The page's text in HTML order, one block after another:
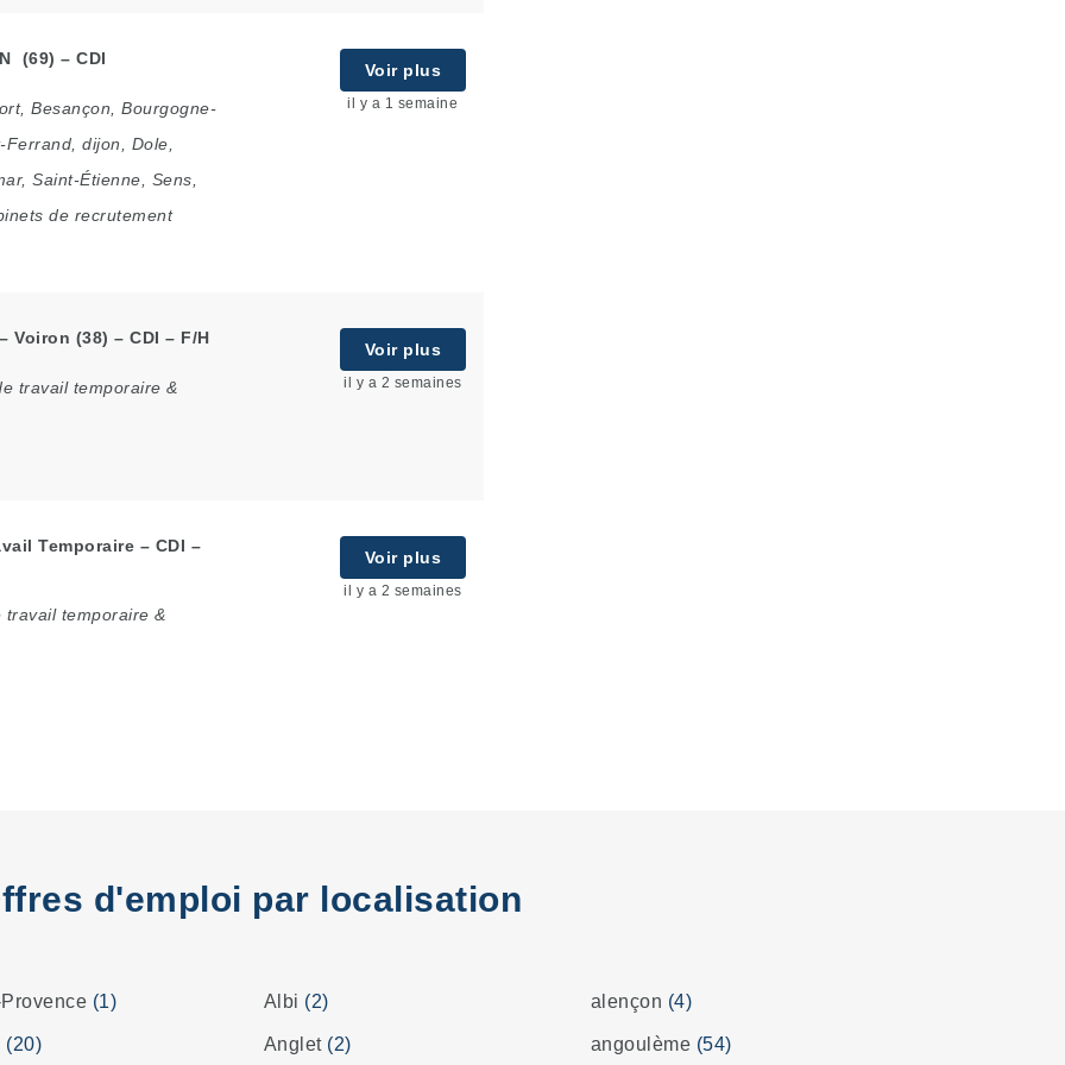
(69) – CDI
, Besançon
Bourgogne-
Ferrand dijon Dole
, Saint-Étienne Sens
de recrutement
Voir plus
il y a 1 semaine
Voiron (38) – CDI – F/H
travail temporaire &
Voir plus
il y a 2 semaines
Temporaire – CDI –
travail temporaire &
Voir plus
il y a 2 semaines
d'emploi par localisation
(1) Albi (2) alençon (4)
(20) Anglet (2) angoulème (54)